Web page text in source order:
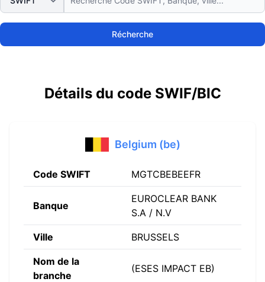
Récherche
Détails du code SWIF/BIC
Belgium (be)
Code SWIFT MGTCBEBEEFR
Banque
EUROCLEAR BANK
S.A / N.V
Ville BRUSSELS
Nom de la
branche
(ESES IMPACT EB)